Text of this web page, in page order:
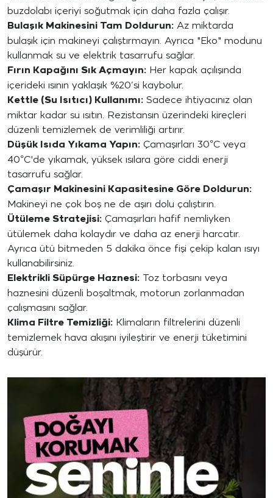
buzdolabı içeriyi soğutmak için daha fazla çalışır.
Bulaşık Makinesini Tam Doldurun: Az miktarda
bulaşık için makineyi çalıştırmayın. Ayrıca "Eko" modunu
kullanmak su ve elektrik tasarrufu sağlar.
Fırın Kapağını Sık Açmayın: Her kapak açılışında
içerideki ısının yaklaşık %20’si kaybolur.
Kettle (Su Isıtıcı) Kullanımı: Sadece ihtiyacınız olan
miktar kadar su ısıtın. Rezistansın üzerindeki kireçleri
düzenli temizlemek de verimliliği artırır.
Düşük Isıda Yıkama Yapın: Çamaşırları 30°C veya
40°C'de yıkamak, yüksek ısılara göre ciddi enerji
tasarrufu sağlar.
Çamaşır Makinesini Kapasitesine Göre Doldurun:
Makineyi ne çok boş ne de aşırı dolu çalıştırın.
Ütüleme Stratejisi: Çamaşırları hafif nemliyken
ütülemek daha kolaydır ve daha az enerji harcatır.
Ayrıca ütü bitmeden 5 dakika önce fişi çekip kalan ısıyı
kullanabilirsiniz.
Elektrikli Süpürge Haznesi: Toz torbasını veya
haznesini düzenli boşaltmak, motorun zorlanmadan
çalışmasını sağlar.
Klima Filtre Temizliği: Klimaların filtrelerini düzenli
temizlemek hava akışını iyileştirir ve enerji tüketimini
düşürür.